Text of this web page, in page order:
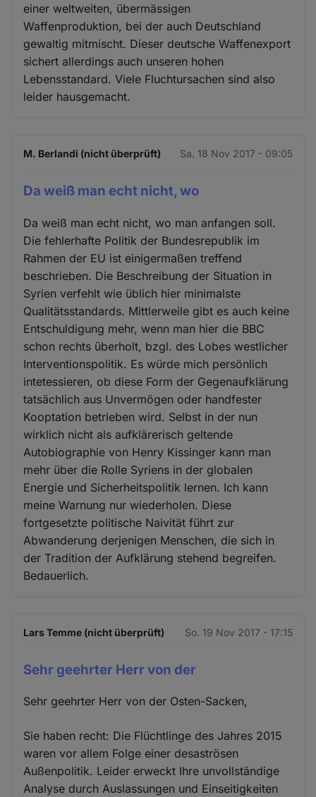
einer weltweiten, übermässigen
Waffenproduktion, bei der auch Deutschland
gewaltig mitmischt. Dieser deutsche Waffenexport
sichert allerdings auch unseren hohen
Lebensstandard. Viele Fluchtursachen sind also
leider hausgemacht.
M. Berlandi (nicht überprüft) Sa. 18 Nov 2017 - 09:05
Da weiß man echt nicht, wo
Da weiß man echt nicht, wo man anfangen soll.
Die fehlerhafte Politik der Bundesrepublik im
Rahmen der EU ist einigermaßen treffend
beschrieben. Die Beschreibung der Situation in
Syrien verfehlt wie üblich hier minimalste
Qualitätsstandards. Mittlerweile gibt es auch keine
Entschuldigung mehr, wenn man hier die BBC
schon rechts überholt, bzgl. des Lobes westlicher
Interventionspolitik. Es würde mich persönlich
intetessieren, ob diese Form der Gegenaufklärung
tatsächlich aus Unvermögen oder handfester
Kooptation betrieben wird. Selbst in der nun
wirklich nicht als aufklärerisch geltende
Autobiographie von Henry Kissinger kann man
mehr über die Rolle Syriens in der globalen
Energie und Sicherheitspolitik lernen. Ich kann
meine Warnung nur wiederholen. Diese
fortgesetzte politische Naivität führt zur
Abwanderung derjenigen Menschen, die sich in
der Tradition der Aufklärung stehend begreifen.
Bedauerlich.
Lars Temme (nicht überprüft) So. 19 Nov 2017 - 17:15
Sehr geehrter Herr von der
Sehr geehrter Herr von der Osten-Sacken,
Sie haben recht: Die Flüchtlinge des Jahres 2015
waren vor allem Folge einer desaströsen
Außenpolitik. Leider erweckt Ihre unvollständige
Analyse durch Auslassungen und Einseitigkeiten